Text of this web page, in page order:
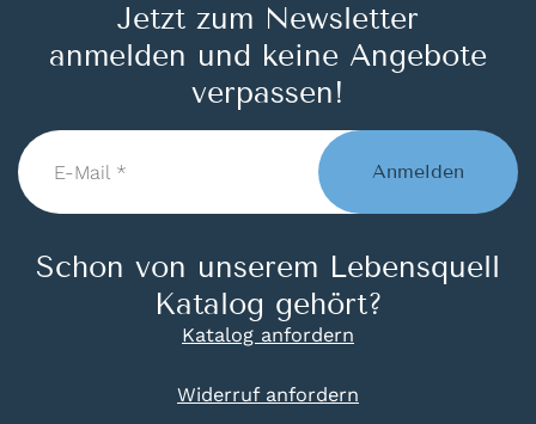
Jetzt zum Newsletter
anmelden und keine Angebote
verpassen!
E-
Mail
*
Anmelden
Schon von unserem Lebensquell
Katalog gehört?
Katalog anfordern
Widerruf anfordern